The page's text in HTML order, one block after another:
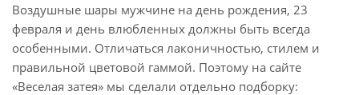
Воздушные шары мужчине на день рождения, 23
февраля и день влюбленных должны быть всегда
особенными. Отличаться лаконичностью, стилем и
правильной цветовой гаммой. Поэтому на сайте
«Веселая затея» мы сделали отдельно подборку: